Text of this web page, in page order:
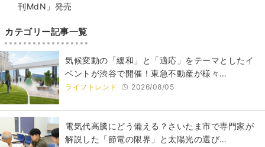
刊MdN」発売
カテゴリー記事一覧
気候変動の「緩和」と「適応」をテーマとしたイ
ベントが渋谷で開催！東急不動産が様々…
ライフトレンド 2026/08/05
電気代高騰にどう備える？さいたま市で専門家が
解説した「節電の限界」と太陽光の選び…